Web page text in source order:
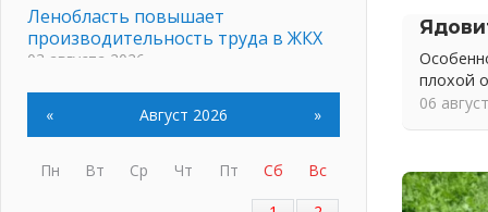
плохой
06
Ленобласть повышает
производительность труда в ЖКХ
03 августа 2026
Поддержка волонтерских
объединений
03 августа 2026
Ладожский мост полностью
закроют на два часа
« Август 2026 »
Пн Вт Ср Чт Пт Сб
Вс